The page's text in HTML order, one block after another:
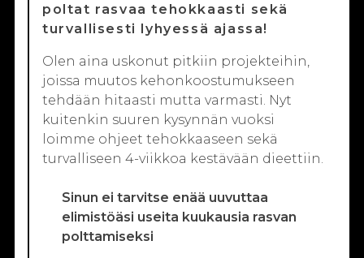
poltat rasvaa tehokkaasti sekä
turvallisesti lyhyessä ajassa!
Olen aina uskonut pitkiin projekteihin,
joissa muutos kehonkoostumukseen
tehdään hitaasti mutta varmasti. Nyt
kuitenkin suuren kysynnän vuoksi
loimme ohjeet tehokkaaseen sekä
turvalliseen 4-viikkoa kestävään dieettiin.
Sinun ei tarvitse enää uuvuttaa
elimistöäsi useita kuukausia rasvan
polttamiseksi